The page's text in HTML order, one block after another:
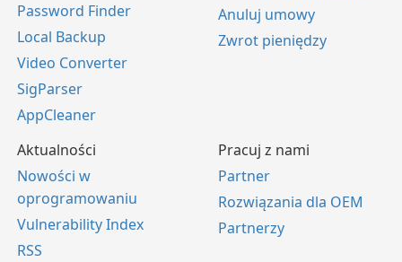
Password Finder
Local Backup
Video Converter
SigParser
AppCleaner
Anuluj umowy
Zwrot pieniędzy
Aktualności
Nowości w
oprogramowaniu
Vulnerability Index
RSS
Pracuj z nami
Partner
Rozwiązania dla OEM
Partnerzy